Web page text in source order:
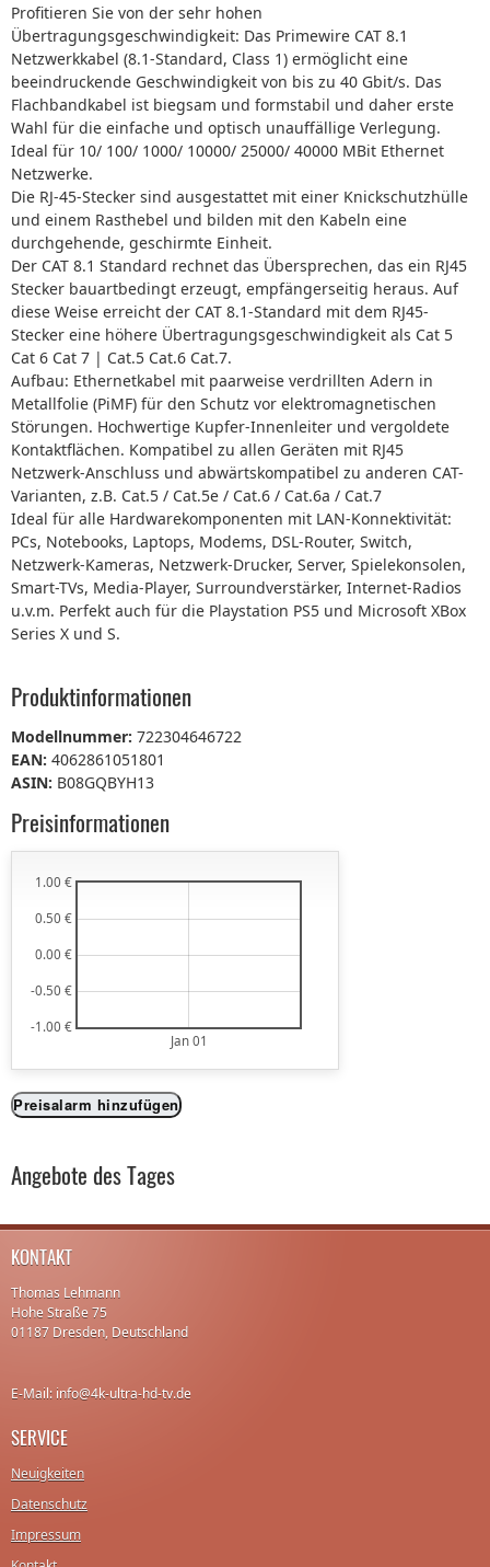
Profitieren Sie von der sehr hohen
Übertragungsgeschwindigkeit: Das Primewire CAT 8.1
Netzwerkkabel (8.1-Standard, Class 1) ermöglicht eine
beeindruckende Geschwindigkeit von bis zu 40 Gbit/s. Das
Flachbandkabel ist biegsam und formstabil und daher erste
Wahl für die einfache und optisch unauffällige Verlegung.
Ideal für 10/ 100/ 1000/ 10000/ 25000/ 40000 MBit Ethernet
Netzwerke.
Die RJ-45-Stecker sind ausgestattet mit einer Knickschutzhülle
und einem Rasthebel und bilden mit den Kabeln eine
durchgehende, geschirmte Einheit.
Der CAT 8.1 Standard rechnet das Übersprechen, das ein RJ45
Stecker bauartbedingt erzeugt, empfängerseitig heraus. Auf
diese Weise erreicht der CAT 8.1-Standard mit dem RJ45-
Stecker eine höhere Übertragungsgeschwindigkeit als Cat 5
Cat 6 Cat 7 | Cat.5 Cat.6 Cat.7.
Aufbau: Ethernetkabel mit paarweise verdrillten Adern in
Metallfolie (PiMF) für den Schutz vor elektromagnetischen
Störungen. Hochwertige Kupfer-Innenleiter und vergoldete
Kontaktflächen. Kompatibel zu allen Geräten mit RJ45
Netzwerk-Anschluss und abwärtskompatibel zu anderen CAT-
Varianten, z.B. Cat.5 / Cat.5e / Cat.6 / Cat.6a / Cat.7
Ideal für alle Hardwarekomponenten mit LAN-Konnektivität:
PCs, Notebooks, Laptops, Modems, DSL-Router, Switch,
Netzwerk-Kameras, Netzwerk-Drucker, Server, Spielekonsolen,
Smart-TVs, Media-Player, Surroundverstärker, Internet-Radios
u.v.m. Perfekt auch für die Playstation PS5 und Microsoft XBox
Series X und S.
Produktinformationen
Modellnummer: 722304646722
EAN: 4062861051801
ASIN: B08GQBYH13
Preisinformationen
Jan 01
-1.00 €
-0.50 €
0.00 €
0.50 €
1.00 €
Preisalarm hinzufügen
Angebote des Tages
KONTAKT
Thomas Lehmann
Hohe Straße 75
01187 Dresden, Deutschland
E-Mail: info@4k-ultra-hd-tv.de
SERVICE
Neuigkeiten
Datenschutz
Impressum